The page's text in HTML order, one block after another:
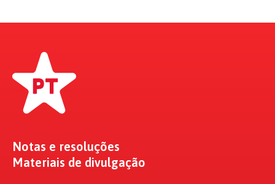
Notas e resoluções
Materiais de divulgação